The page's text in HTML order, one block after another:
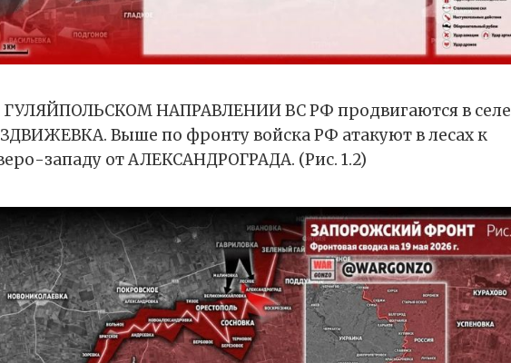
ГУЛЯЙПОЛЬСКОМ НАПРАВЛЕНИИ ВС РФ продвигаются в селе
Выше по фронту войска РФ атакуют в лесах к
западу от АЛЕКСАНДРОГРАДА. (Рис. 1.2)